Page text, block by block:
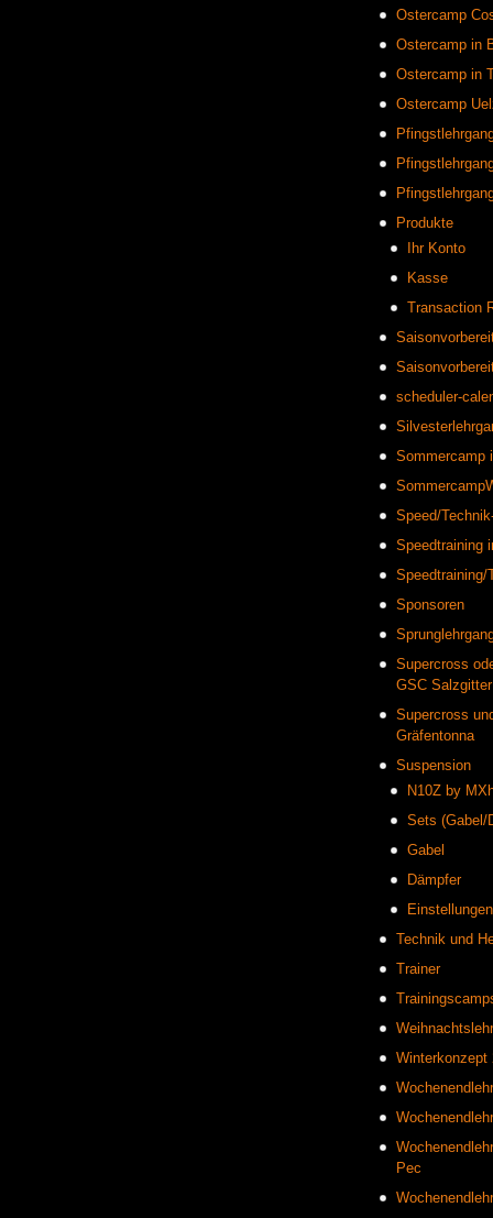
Ostercamp
Ostercamp in
Ostercamp in
Ostercamp
Produkte
Ihr Konto
Kasse
Transaction
scheduler-
Sommercamp
Speed/
Speedtraining
Speedtraining/
Sponsoren
Supercross
GSC Salzgitter
Supercross
Gräfentonna
Suspension
N10Z by
Sets (Gabel/
Gabel
Dämpfer
Technik und
Trainer
Winterkonzept
Pec